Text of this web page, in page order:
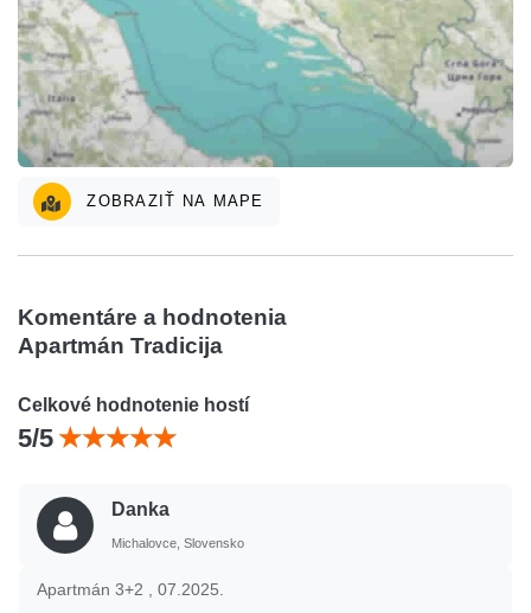
ZOBRAZIŤ NA MAPE
Komentáre a hodnotenia
Apartmán Tradicija
Celkové hodnotenie hostí
5/5
Danka
Michalovce, Slovensko
Apartmán 3+2 , 07.2025.